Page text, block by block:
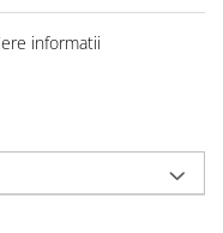
informatii